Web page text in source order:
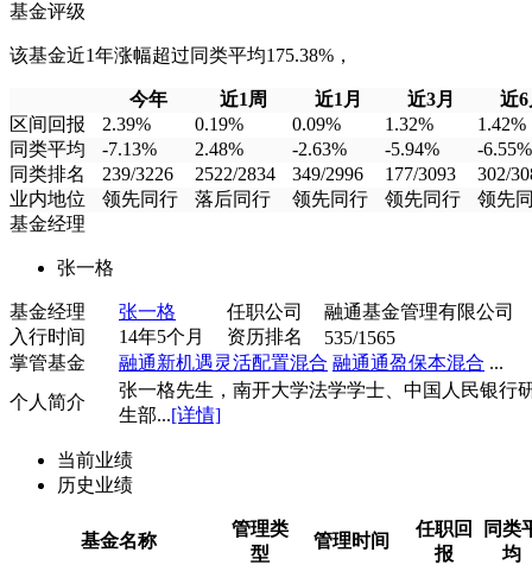
基金评级
该基金近1年涨幅超过同类平均175.38%，
今年 近1周 近1月 近3月
近
区间回报
2.39% 0.19% 0.09% 1.32%
1.42%
同类平均
-7.13% 2.48% -2.63% -5.94%
-6.55%
同类排名
239/3226 2522/2834 349/2996 177/3093
302/
业内地位
领先同行 落后同行 领先同行 领先同行
领先
基金经理
张一格
基金经理 张一格 任职公司
融通基金管理有限公司
入行时间
14年5个月 资历排名
535/1565
掌管基金
融通新机遇灵活配置混合 融通通盈保本混合 ...
个人简介
张一格先生，南开大学法学学士、中国人民银行
生部...[详情]
当前业绩
历史业绩
基金名称
管理类
型
管理时间
任职回
报
同类
均